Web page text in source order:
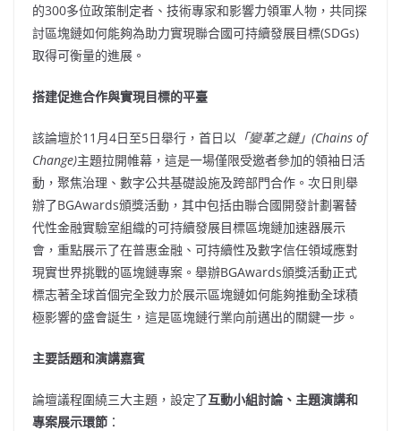
的300多位政策制定者、技術專家和影響力領軍人物，共同探
討區塊鏈如何能夠為助力實現聯合國可持續發展目標(SDGs)
取得可衡量的進展。
搭建促進合作與實現目標的平臺
該論壇於11月4日至5日舉行，首日以 「變革之鏈」 (Chains of
Change)主題拉開帷幕，這是一場僅限受邀者參加的領袖日活
動，聚焦治理、數字公共基礎設施及跨部門合作。次日則舉
辦了BGAwards頒獎活動，其中包括由聯合國開發計劃署替
代性金融實驗室組織的可持續發展目標區塊鏈加速器展示
會，重點展示了在普惠金融、可持續性及數字信任領域應對
現實世界挑戰的區塊鏈專案。舉辦BGAwards頒獎活動正式
標志著全球首個完全致力於展示區塊鏈如何能夠推動全球積
極影響的盛會誕生，這是區塊鏈行業向前邁出的關鍵一步。
主要話題和演講嘉賓
論壇議程圍繞三大主題，設定了互動小組討論、主題演講和
專案展示環節 ：